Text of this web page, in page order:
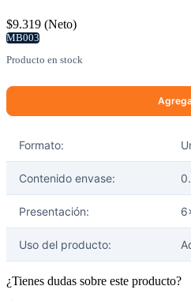
$9.319 (Neto)
MB003
Producto en stock
Formato:
Contenido envase:
Presentación:
Uso del producto:
¿Tienes dudas sobre este producto?